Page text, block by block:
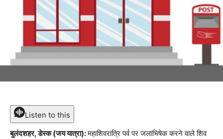
Listen to this
बुलंदशहर, डेस्क (जय यात्रा):महाशिवरात्रि पर्व पर जलाभिषेक करने वाले शिव